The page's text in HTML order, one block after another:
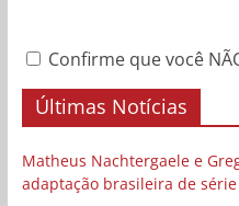
Confirme que você
Últimas Notícias
Matheus Nachtergaele e
adaptação brasileira de